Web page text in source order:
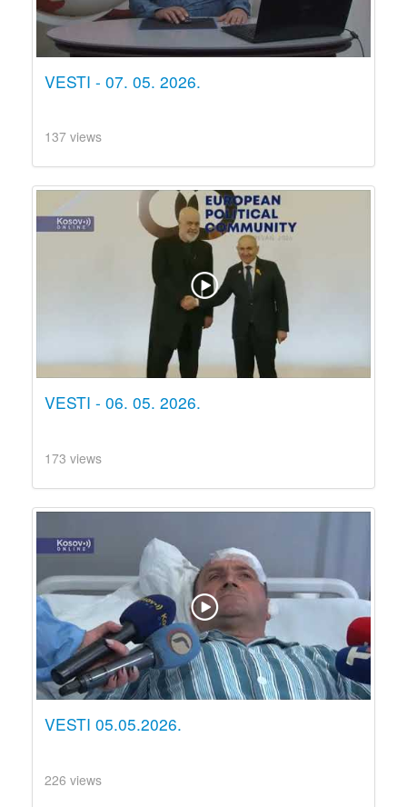
VESTI - 07. 05. 2026.
137 views
VESTI - 06. 05. 2026.
173 views
VESTI 05.05.2026.
226 views